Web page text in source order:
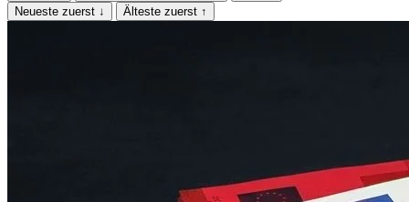
Neueste zuerst ↓ Älteste zuerst ↑